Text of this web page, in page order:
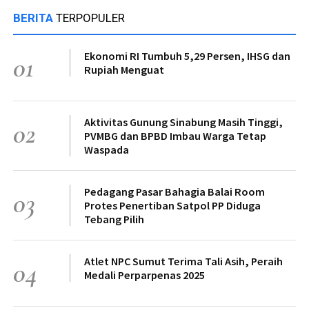
BERITA TERPOPULER
01
Ekonomi RI Tumbuh 5,29 Persen, IHSG dan
Rupiah Menguat
02
Aktivitas Gunung Sinabung Masih Tinggi,
PVMBG dan BPBD Imbau Warga Tetap
Waspada
03
Pedagang Pasar Bahagia Balai Room
Protes Penertiban Satpol PP Diduga
Tebang Pilih
04
Atlet NPC Sumut Terima Tali Asih, Peraih
Medali Perparpenas 2025